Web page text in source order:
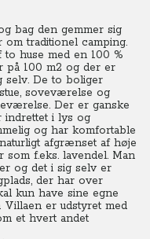
bag den gemmer sig
traditionel camping.
huse med en 100 %
på 100 m2 og der er
selv. De to boliger
soveværelse og
Der er ganske
indrettet i lys og
og har komfortable
afgrænset af høje
f.eks. lavendel. Man
og det i sig selv er
der har over
kun have sine egne
Villaen er udstyret med
et hvert andet